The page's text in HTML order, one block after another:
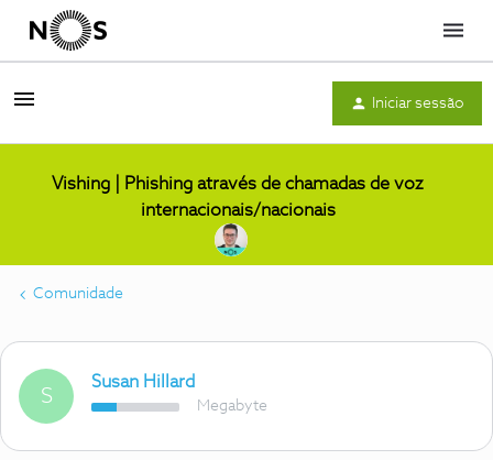
Menu
Iniciar sessão
Vishing | Phishing através de chamadas de voz
internacionais/nacionais
Comunidade
S
Susan Hillard
Megabyte